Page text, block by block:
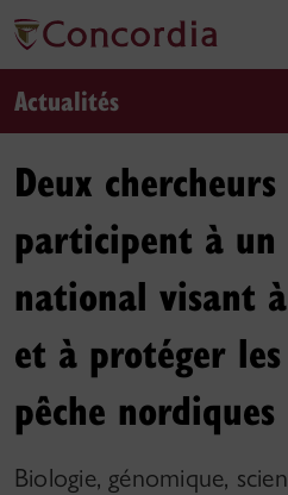
Actualités
Deux
participent à
national visant
et à protéger les
pêche nordiques
Biologie, génomique,